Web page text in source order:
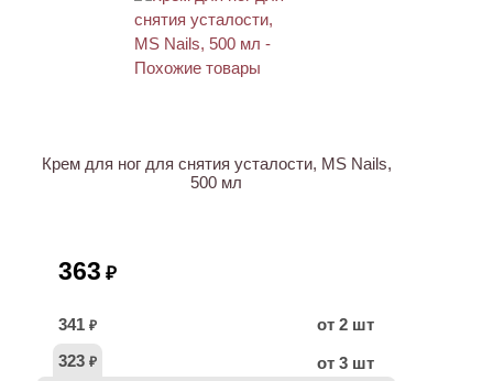
Крем для ног для снятия усталости, MS Nails,
500 мл
363 ₽
341 ₽
от 2 шт
323 ₽ от 3 шт